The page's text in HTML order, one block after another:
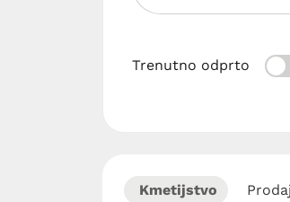
Trenutno odprto
Kmetijstvo